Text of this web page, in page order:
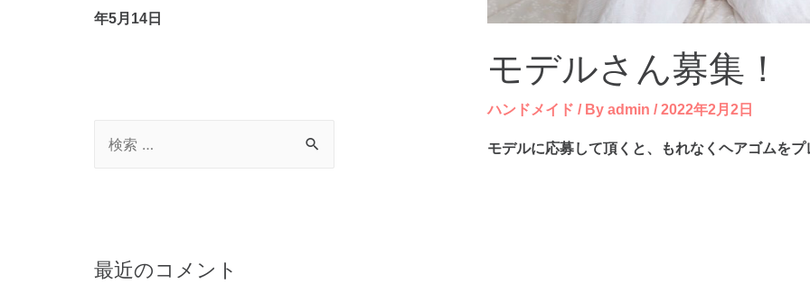
年5月14日
最近のコメント
モデルさん募集！
ハンドメイド / By admin / 2022年2月2日
モデルに応募して頂くと、もれなくヘアゴムをプ